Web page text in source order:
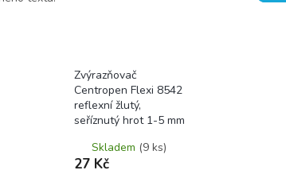
Zvýrazňovač
Centropen Flexi 8542
reflexní žlutý,
seříznutý hrot 1-5 mm
Skladem (9 ks)
27 Kč